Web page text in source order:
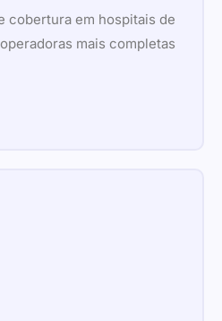
cobertura em hospitais de
mais completas